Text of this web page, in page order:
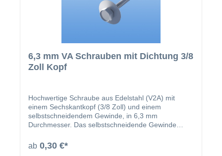
6,3 mm VA Schrauben mit Dichtung 3/8
Zoll Kopf
Hochwertige Schraube aus Edelstahl (V2A) mit
einem Sechskantkopf (3/8 Zoll) und einem
selbstschneidendem Gewinde, in 6,3 mm
Durchmesser. Das selbstschneidende Gewinde
vorbohren) und Aluminium (5,0 mm vorbohren).
Erhältlich in einer Länge von 19 mm, 38 mm, 50mm,
ab 0,30 €*